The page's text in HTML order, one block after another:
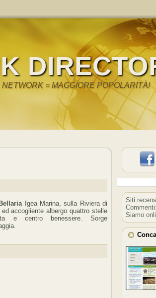
= MAGGIORE POPOLARITÀ!
Igea Marina, sulla Riviera di
accogliente albergo quattro stelle
e centro benessere. Sorge
Siti
Commenti:
Siamo